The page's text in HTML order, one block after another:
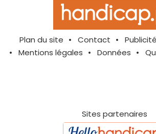
Plan du site Contact
Mentions légales
Données
Sites partenaires